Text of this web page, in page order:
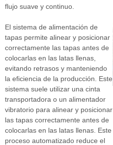
flujo suave y continuo.
El sistema de alimentación de
tapas permite alinear y posicionar
correctamente las tapas antes de
colocarlas en las latas llenas,
evitando retrasos y manteniendo
la eficiencia de la producción. Este
sistema suele utilizar una cinta
transportadora o un alimentador
vibratorio para alinear y posicionar
las tapas correctamente antes de
colocarlas en las latas llenas. Este
proceso automatizado reduce el